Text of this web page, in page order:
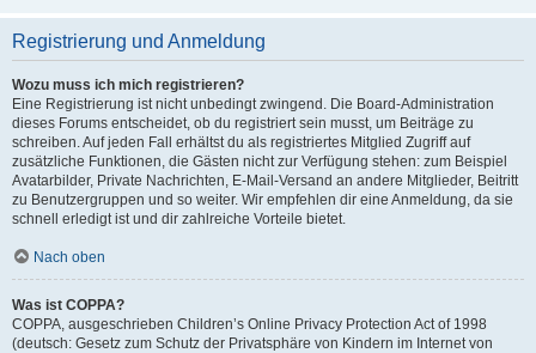
Registrierung und Anmeldung
Wozu muss ich mich registrieren?
Eine Registrierung ist nicht unbedingt zwingend. Die Board-Administration
dieses Forums entscheidet, ob du registriert sein musst, um Beiträge zu
schreiben. Auf jeden Fall erhältst du als registriertes Mitglied Zugriff auf
zusätzliche Funktionen, die Gästen nicht zur Verfügung stehen: zum Beispiel
Avatarbilder, Private Nachrichten, E-Mail-Versand an andere Mitglieder, Beitritt
zu Benutzergruppen und so weiter. Wir empfehlen dir eine Anmeldung, da sie
schnell erledigt ist und dir zahlreiche Vorteile bietet.
Nach oben
Was ist COPPA?
COPPA, ausgeschrieben Children’s Online Privacy Protection Act of 1998
(deutsch: Gesetz zum Schutz der Privatsphäre von Kindern im Internet von